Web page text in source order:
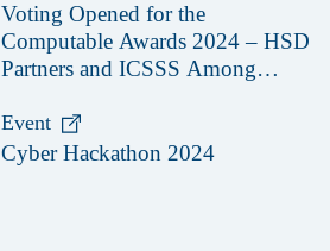
Voting Opened for the
Computable Awards 2024 – HSD
Partners and ICSSS Among
Event
Cyber Hackathon 2024